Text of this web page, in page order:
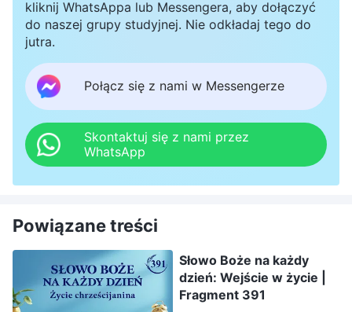
kliknij WhatsAppa lub Messengera, aby dołączyć
do naszej grupy studyjnej. Nie odkładaj tego do
jutra.
Połącz się z nami w Messengerze
Skontaktuj się z nami przez
WhatsApp
Powiązane treści
Słowo Boże na każdy
dzień: Wejście w życie |
Fragment 391